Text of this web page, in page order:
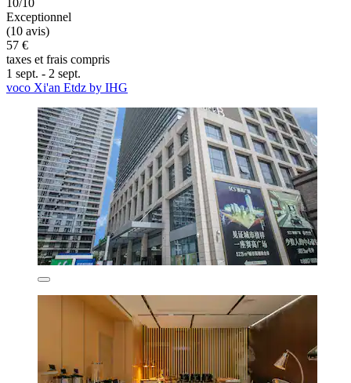
10/10
Exceptionnel
(10 avis)
57 €
taxes et frais compris
1 sept. - 2 sept.
voco Xi'an Etdz by IHG